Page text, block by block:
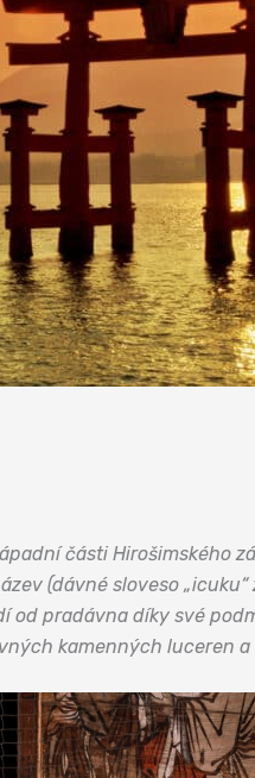
části Hirošimského
(dávné sloveso
od pradávna díky své
kamenných luceren